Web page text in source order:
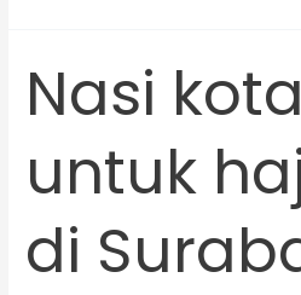
Nasi
untuk
di
kotak
untuk
Surabaya